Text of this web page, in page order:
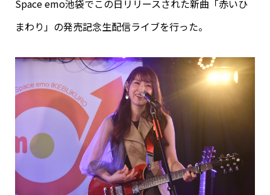
Space emo池袋でこの日リリースされた新曲「赤いひ
まわり」の発売記念生配信ライブを行った。